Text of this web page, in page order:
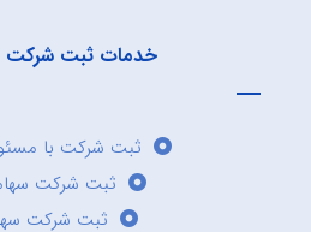
خدمات ثبت شرکت
ثبت شرکت با
ثبت شرکت
ثبت شرکت